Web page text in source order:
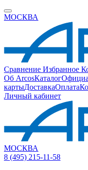
МОСКВА
Сравнение Избранное
Об ArcosКаталог
картыДоставкаОплата
Личный кабинет
МОСКВА
8 (495) 215-11-58